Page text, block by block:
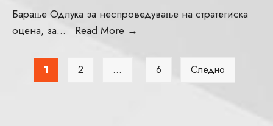
Барање Одлука за неспроведување на стратегиска
оцена, за... Read More →
1 2 … 6 Следно